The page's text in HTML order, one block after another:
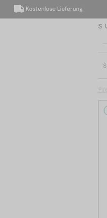
Kostenlose Lieferung